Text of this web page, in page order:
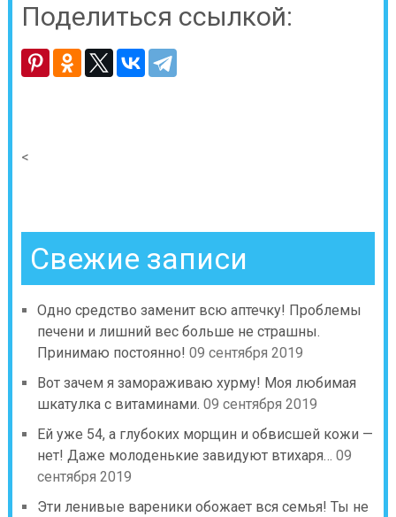
Поделиться ссылкой:
<
Свежие записи
Одно средство заменит всю аптечку! Проблемы
печени и лишний вес больше не страшны.
Принимаю постоянно! 09 сентября 2019
Вот зачем я замораживаю хурму! Моя любимая
шкатулка с витаминами. 09 сентября 2019
Ей уже 54, а глубоких морщин и обвисшей кожи —
нет! Даже молоденькие завидуют втихаря… 09
сентября 2019
Эти ленивые вареники обожает вся семья! Ты не